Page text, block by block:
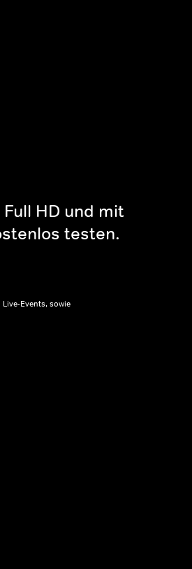
HD und mit
testen.
Events, sowie